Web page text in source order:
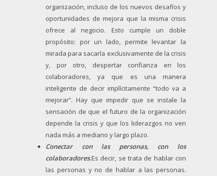
organización, incluso de los nuevos desafíos y
oportunidades de mejora que la misma crisis
ofrece al negocio. Esto cumple un doble
propósito: por un lado, permite levantar la
mirada para sacarla exclusivamente de la crisis
y, por otro, despertar confianza en los
colaboradores, ya que es una manera
inteligente de decir implícitamente “todo va a
mejorar”. Hay que impedir que se instale la
sensación de que el futuro de la organización
depende la crisis y que los liderazgos no ven
nada más a mediano y largo plazo.
Conectar con las personas, con los
colaboradores.Es decir, se trata de hablar con
las personas y no de hablar a las personas.